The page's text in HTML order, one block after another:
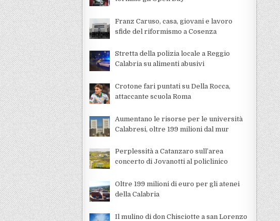
Franz Caruso, casa, giovani e lavoro
sfide del riformismo a Cosenza
Stretta della polizia locale a Reggio
Calabria su alimenti abusivi
Crotone fari puntati su Della Rocca,
attaccante scuola Roma
Aumentano le risorse per le università
Calabresi, oltre 199 milioni dal mur
Perplessità a Catanzaro sull’area
concerto di Jovanotti al policlinico
Oltre 199 milioni di euro per gli atenei
della Calabria
Il mulino di don Chisciotte a san Lorenzo